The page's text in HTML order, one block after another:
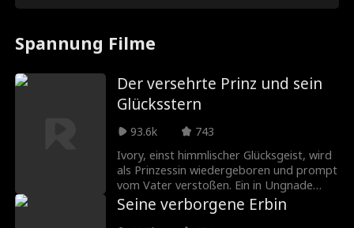
Spannung Filme
Der versehrte Prinz und sein
Glücksstern
93.6k
743
Ivory, einst himmlischer Glücksgeist, wird
als Prinzessin wiedergeboren und prompt
vom Vater verstoßen. Ein in Ungnade
gefallener Prinz rettet sie. Mit ihrer Gabe
macht sie aus Unglück Segen, heilt
Seine verborgene Erbin